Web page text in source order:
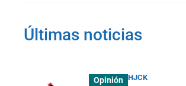
Últimas noticias
Opinión HJCK